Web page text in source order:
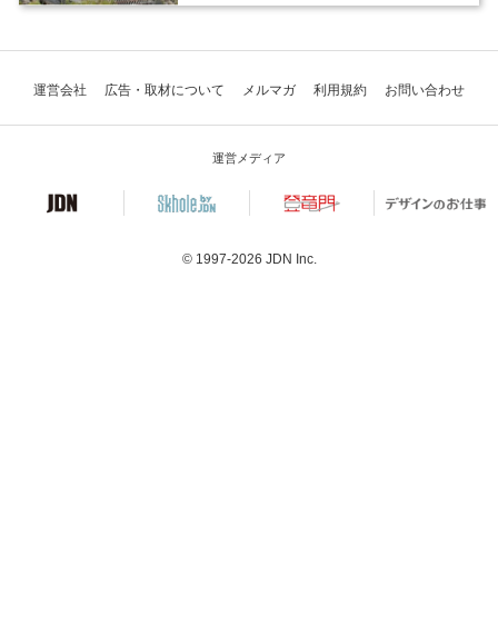
運営会社 広告・取材について メルマガ 利用規約 お問い合わせ
運営メディア
© 1997-2026 JDN Inc.